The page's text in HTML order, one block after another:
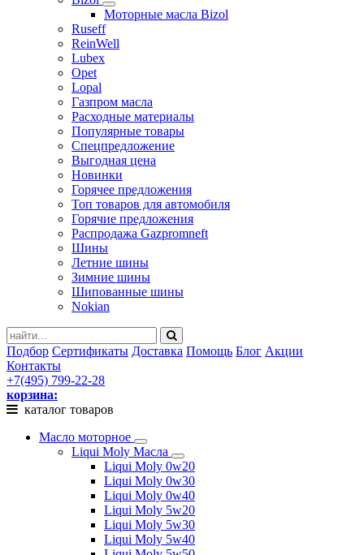
Моторные масла Bizol
Ruseff
ReinWell
Lubex
Opet
Lopal
Газпром масла
Расходные материалы
Популярные товары
Спецпредложение
Выгодная цена
Новинки
Горячее предложения
Топ товаров для автомобиля
Горячие предложения
Распродажа Gazpromneft
Шины
Летние шины
Зимние шины
Шипованные шины
Nokian
Подбор Сертификаты Доставка Помощь Блог Акции
Контакты
+7(495) 799-22-28
корзина:
каталог товаров
Масло моторное
Liqui Moly Масла
Liqui Moly 0w20
Liqui Moly 0w30
Liqui Moly 0w40
Liqui Moly 5w20
Liqui Moly 5w30
Liqui Moly 5w40